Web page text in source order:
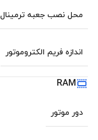
محل نصب جعبه ترمینال
اندازه فریم الکتروموتور
RAM
دور موتور